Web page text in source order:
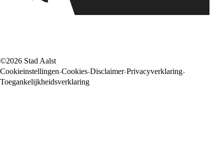
©2026 Stad Aalst
Voet
Cookieinstellingen Cookies Disclaimer Privacyverklaring
Toegankelijkheidsverklaring